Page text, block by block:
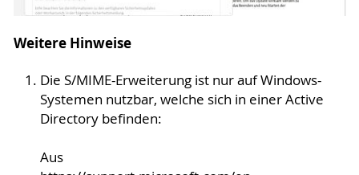
Weitere Hinweise
Die S/MIME-Erweiterung ist nur auf Windows-
Systemen nutzbar, welche sich in einer Active
Directory befinden:
Aus